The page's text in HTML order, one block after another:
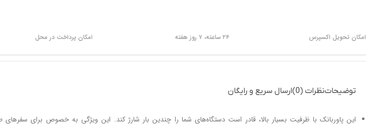
امکان تحویل اکسپرس ۲۴ ساعته، ۷ روز هفته امکان پرداخت در محل
توضیحاتنظرات (0) ارسال سریع و رایگان
این پاوربانک با ظرفیت بسیار بالا، قادر است دستگاه‌های شما را چندین بار شارژ کند. این ویژگی به خصوص برای سفرهای